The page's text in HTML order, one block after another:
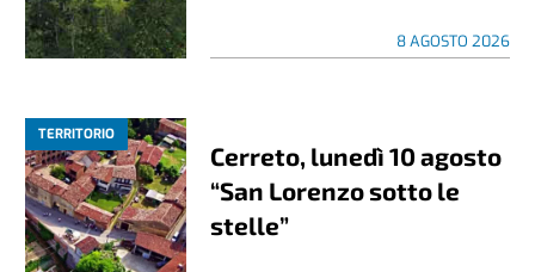
8 AGOSTO 2026
TERRITORIO
Cerreto, lunedì 10 agosto
“San Lorenzo sotto le
stelle”